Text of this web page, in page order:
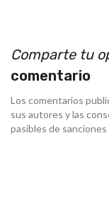
Comparte tu
comentario
Los comentarios
sus autores y las
pasibles de sanciones